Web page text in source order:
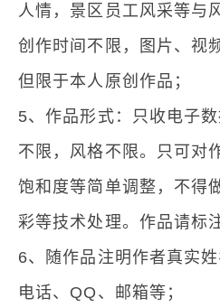
人情，景区员工风采等与
创作时间不限，图片、视
但限于本人原创作品；
5、作品形式：只收电子
不限，风格不限。只可对
饱和度等简单调整，不得
彩等技术处理。作品请标
6、随作品注明作者真实
电话、QQ、邮箱等；